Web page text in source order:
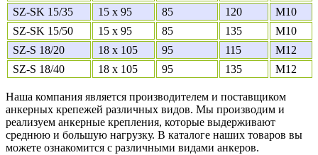
SZ-SK 15/35
15 x 95 85 120
M10
SZ-SK 15/50
15 x 95 85 135
M10
SZ-S 18/20
18 x 105 95 115
M12
SZ-S 18/40
18 x 105 95 135 M12
Наша компания является производителем и поставщиком
анкерных крепежей различных видов. Мы производим и
реализуем анкерные крепления, которые выдерживают
среднюю и большую нагрузку. В каталоге наших товаров вы
можете ознакомится с различными видами анкеров.